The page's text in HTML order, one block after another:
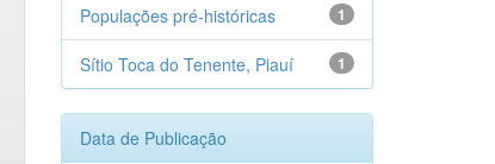
1
Populações pré-históricas
1
Sítio Toca do Tenente, Piauí
Data de Publicação